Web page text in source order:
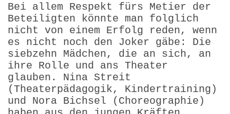
Bei allem Respekt fürs Metier der
Beteiligten könnte man folglich
nicht von einem Erfolg reden, wenn
es nicht noch den Joker gäbe: Die
siebzehn Mädchen, die an sich, an
ihre Rolle und ans Theater
glauben. Nina Streit
(Theaterpädagogik, Kindertraining)
und Nora Bichsel (Choreographie)